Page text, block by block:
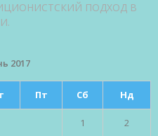
ПОДХОД В
2017
Пт Сб Нд
1 2